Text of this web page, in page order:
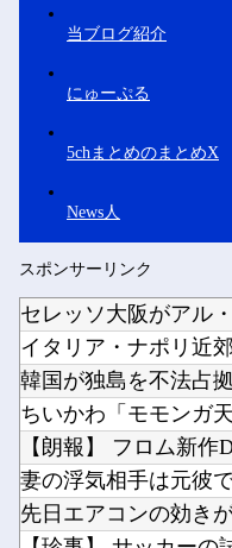
当ブログ紹介
にゅーぷる
5chまとめのまとめX
News人
スポンサーリンク